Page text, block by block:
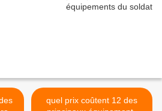
quel prix coûtent 12 des